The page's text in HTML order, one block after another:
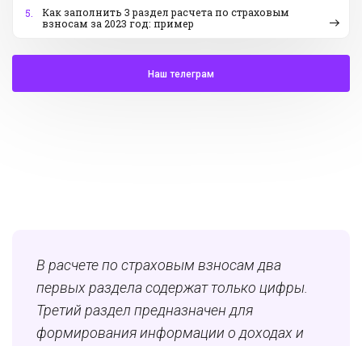
5.
Как заполнить 3 раздел расчета по страховым
взносам за 2023 год: пример
Наш телеграм
В расчете по страховым взносам два
первых раздела содержат только цифры.
Третий раздел предназначен для
формирования информации о доходах и